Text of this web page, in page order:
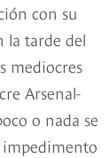
con su
la tarde del
mediocres
Arsenal-
o nada se
impedimento